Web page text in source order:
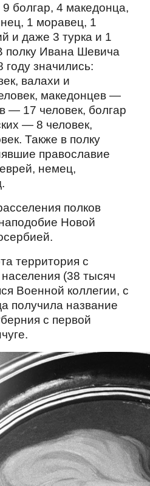
9 болгар, 4 македонца,
1 моравец, 1
и даже 3 турка и 1
полку Ивана Шевича
году значились:
валахи и
македонцев —
— 17 человек, болгар
— 8 человек,
Также в полку
православие
немец,
полков
Новой
территория с
(38 тысяч
Военной коллегии, с
получила название
с первой